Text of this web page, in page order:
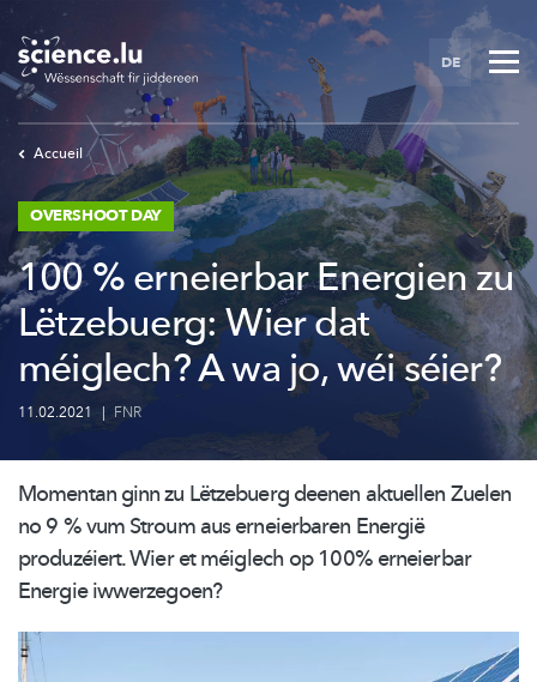
Skip
main
content
DE
Accueil
OVERSHOOT DAY
100 % erneierbar Energien zu
Lëtzebuerg: Wier dat
méiglech? A wa jo, wéi séier?
11.02.2021 | FNR
Momentan ginn zu Lëtzebuerg deenen aktuellen Zuelen
no 9 % vum Stroum aus erneierbaren Energië
produzéiert. Wier et méiglech op 100% erneierbar
Energie iwwerzegoen?